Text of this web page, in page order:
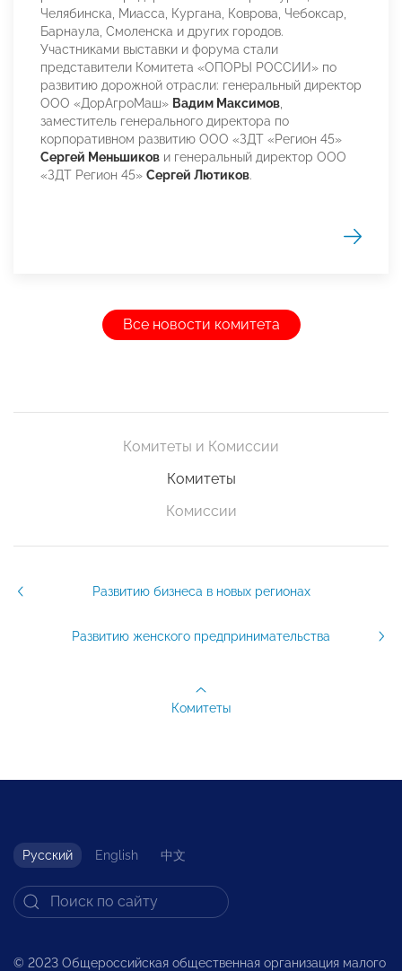
Челябинска, Миасса, Кургана, Коврова, Чебоксар,
Барнаула, Смоленска и других городов.
Участниками выставки и форума стали
представители Комитета «ОПОРЫ РОССИИ» по
развитию дорожной отрасли: генеральный директор
ООО «ДорАгроМаш» Вадим Максимов
заместитель генерального директора по
корпоративном развитию ООО «ЗДТ «Регион 45»
Сергей Меньшиков и генеральный директор ООО
«ЗДТ Регион 45» Сергей Лютиков.
Все новости комитета
Комитеты и Комиссии
Комитеты
Комиссии
Развитию бизнеса в новых регионах
Развитию женского предпринимательства
Комитеты
Русский English 中文
© 2023 Общероссийская общественная организация малого